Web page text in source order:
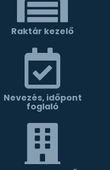
Raktár kezelő
Nevezés, időpont
foglaló